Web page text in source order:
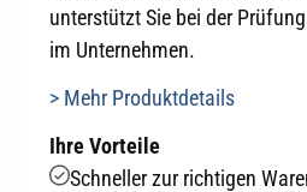
unterstützt Sie bei der
im Unternehmen.
> Mehr Produktdetails
Ihre Vorteile
Schneller zur richtigen